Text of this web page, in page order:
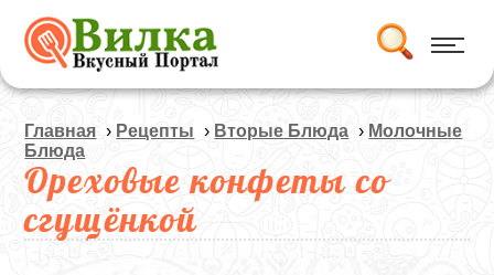
Главная › Рецепты › Вторые Блюда › Молочные
Блюда
Ореховые конфеты со
сгущёнкой